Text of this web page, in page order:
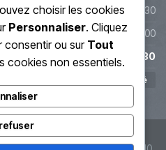
10h00-19h30
10h00-19h00
10h00-17h30
Fermé
choisir les cookies
Personnaliser. Cliquez
consentir ou sur Tout
cookies non essentiels.